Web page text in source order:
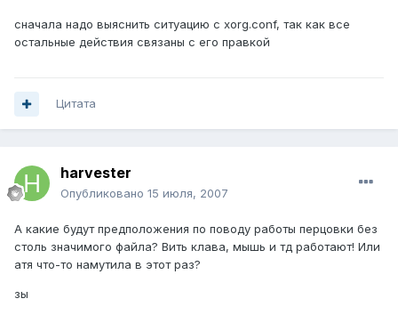
сначала надо выяснить ситуацию с xorg.conf, так как все
остальные действия связаны с его правкой
Цитата
harvester
Опубликовано 15 июля, 2007
А какие будут предположения по поводу работы перцовки без
столь значимого файла? Вить клава, мышь и тд работают! Или
атя что-то намутила в этот раз?
зы